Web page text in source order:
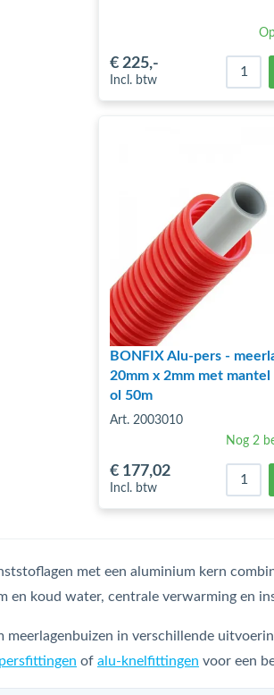
€ 225,-
Incl. btw
BONFIX Alu-pers -
20mm x 2mm met
ol 50m
Art. 2003010
Nog 2
€ 177,02
Incl. btw
met een aluminium kern
en koud water, centrale verwarming en
in verschillende
of alu-knelfittingen voor een